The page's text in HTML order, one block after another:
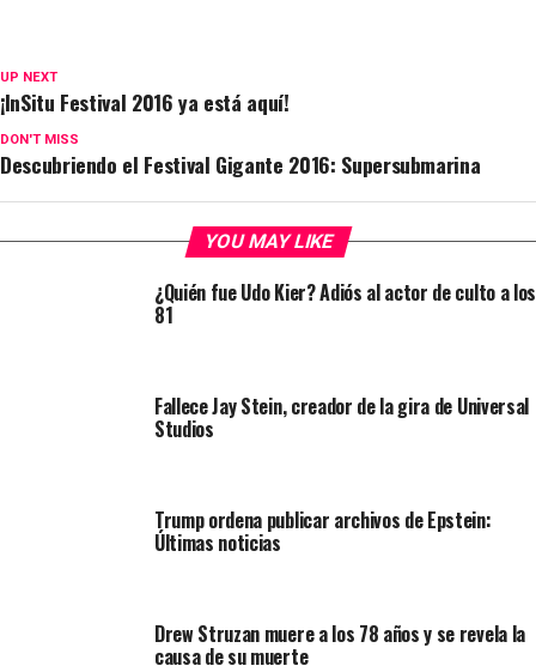
UP NEXT
¡InSitu Festival 2016 ya está aquí!
DON'T MISS
Descubriendo el Festival Gigante 2016: Supersubmarina
YOU MAY LIKE
¿Quién fue Udo Kier? Adiós al actor de culto a los
81
Fallece Jay Stein, creador de la gira de Universal
Studios
Trump ordena publicar archivos de Epstein:
Últimas noticias
Drew Struzan muere a los 78 años y se revela la
causa de su muerte